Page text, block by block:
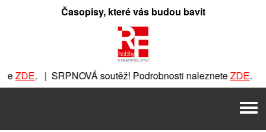
Časopisy, které vás budou bavit
. | SRPNOVÁ soutěž! Podrobnosti nalezneteZDE. |
. | SRPNOVÁ soutěž!